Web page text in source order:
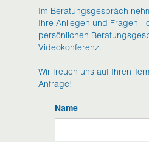
Im Beratungsgespräch
Ihre Anliegen und Fragen -
persönlichen
Videokonferenz.
Wir freuen uns auf Ihren
Anfrage!
Name